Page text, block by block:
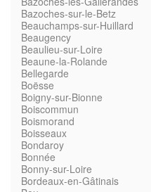
Bazoches-sur-le-Betz
Beauchamps-sur-Huillard
Beaugency
Beaulieu-sur-Loire
Beaune-la-Rolande
Bellegarde
Boësse
Boigny-sur-Bionne
Boiscommun
Boismorand
Boisseaux
Bondaroy
Bonnée
Bonny-sur-Loire
Bordeaux-en-Gâtinais